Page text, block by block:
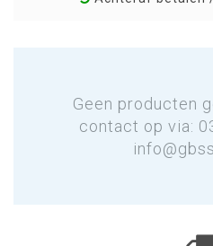
Geen producten
contact op via: